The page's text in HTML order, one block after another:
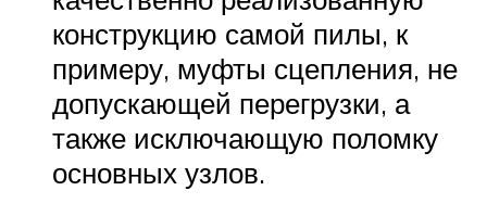
конструкцию самой пилы, к
примеру, муфты сцепления, не
допускающей перегрузки, а
также исключающую поломку
основных узлов.